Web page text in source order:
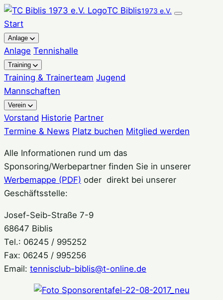
Zum
Inhalt
springen
TC Biblis1973 e.V.
Start
Anlage
Anlage Tennishalle
Training
Training & Trainerteam Jugend
Mannschaften
Verein
Vorstand Historie Partner
Termine & News Platz buchen Mitglied werden
Alle Informationen rund um das
Sponsoring/Werbepartner finden Sie in unserer
Werbemappe (PDF) oder direkt bei unserer
Geschäftsstelle:
Josef-Seib-Straße 7-9
68647 Biblis
Tel.: 06245 / 995252
Fax: 06245 / 995256
Email: tennisclub-biblis@t-online.de